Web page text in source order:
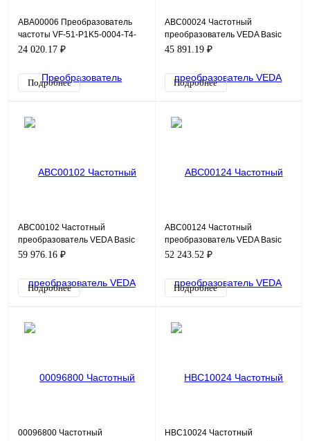
ABA00006 Преобразователь
частоты VF-51-P1K5-0004-T4-
E20-B-H, 380В, 1,5кВт, 4А
24 020.17 ₽
Подробнее
ABC00024 Частотный
преобразователь VEDA Basic
Drive VF-101-P1K5-0004-A-T4-
45 891.19 ₽
Подробнее
ABC00102 Частотный
преобразователь VEDA Basic
Drive VF-101-P1K5-0007-U-S2-
59 976.16 ₽
Подробнее
ABC00124 Частотный
преобразователь VEDA Basic
Drive VF-101-P1K5-0004-U-T4-
52 243.52 ₽
Подробнее
00096800 Частотный
HBC10024 Частотный